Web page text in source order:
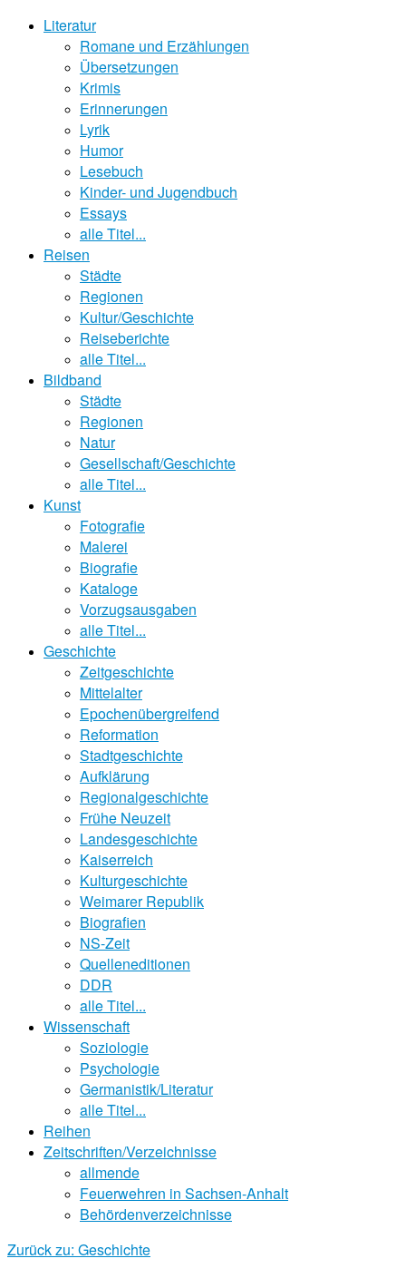
Literatur
Romane und Erzählungen
Übersetzungen
Krimis
Erinnerungen
Lyrik
Humor
Lesebuch
Kinder- und Jugendbuch
Essays
alle Titel...
Reisen
Städte
Regionen
Kultur/Geschichte
Reiseberichte
alle Titel...
Bildband
Städte
Regionen
Natur
Gesellschaft/Geschichte
alle Titel...
Kunst
Fotografie
Malerei
Biografie
Kataloge
Vorzugsausgaben
alle Titel...
Geschichte
Zeitgeschichte
Mittelalter
Epochenübergreifend
Reformation
Stadtgeschichte
Aufklärung
Regionalgeschichte
Frühe Neuzeit
Landesgeschichte
Kaiserreich
Kulturgeschichte
Weimarer Republik
Biografien
NS-Zeit
Quelleneditionen
DDR
alle Titel...
Wissenschaft
Soziologie
Psychologie
Germanistik/Literatur
alle Titel...
Reihen
Zeitschriften/Verzeichnisse
allmende
Feuerwehren in Sachsen-Anhalt
Behördenverzeichnisse
Zurück zu: Geschichte